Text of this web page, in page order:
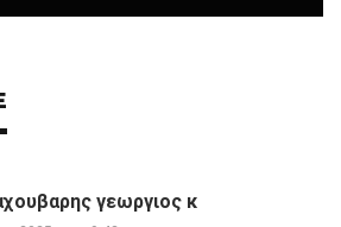
γεωργιος κ